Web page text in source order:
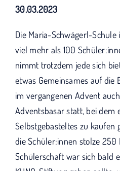
KUNO bisher
30.03.2023
Die Maria-Schwägerl-
viel mehr als 100
nimmt trotzdem jede sich
etwas Gemeinsames auf die
im vergangenen Advent
Adventsbasar statt, bei dem
Selbstgebasteltes zu kaufen
die Schüler:innen stolze 250
Schülerschaft war sich bald